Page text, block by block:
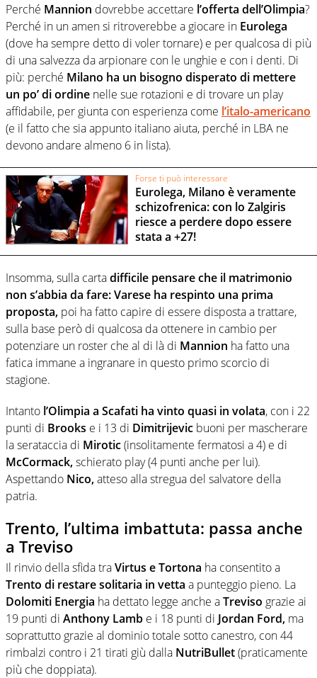
Perché Mannion dovrebbe accettare l’offerta dell’Olimpia?
Perché in un amen si ritroverebbe a giocare in Eurolega
(dove ha sempre detto di voler tornare) e per qualcosa di più
di una salvezza da arpionare con le unghie e con i denti. Di
più: perché Milano ha un bisogno disperato di mettere
un po’ di ordine nelle sue rotazioni e di trovare un play
affidabile, per giunta con esperienza come l’italo-americano
(e il fatto che sia appunto italiano aiuta, perché in LBA ne
devono andare almeno 6 in lista).
Forse ti può interessare
Eurolega, Milano è veramente
schizofrenica: con lo Zalgiris
riesce a perdere dopo essere
stata a +27!
Insomma, sulla cartadifficile pensare che il matrimonio
non s’abbia da fare: Varese ha respinto una prima
proposta, poi ha fatto capire di essere disposta a trattare,
sulla base però di qualcosa da ottenere in cambio per
potenziare un roster che al di là di Mannion ha fatto una
fatica immane a ingranare in questo primo scorcio di
stagione.
Intanto l’Olimpia a Scafati ha vinto quasi in volata, con i 22
punti di Brooks e i 13 di Dimitrijevic buoni per mascherare
la serataccia di Mirotic(insolitamente fermatosi a 4) e di
McCormack,schierato play (4 punti anche per lui).
Aspettando Nico,atteso alla stregua del salvatore della
patria.
Trento, l’ultima imbattuta: passa anche
a Treviso
Il rinvio della sfida traVirtus e Tortona ha consentito a
Trento di restare solitaria in vetta a punteggio pieno. La
Dolomiti Energia ha dettato legge anche aTreviso grazie ai
19 punti di Anthony Lamb e i 18 punti di Jordan Ford, ma
soprattutto grazie al dominio totale sotto canestro, con 44
rimbalzi contro i 21 tirati giù dalla NutriBullet(praticamente
più che doppiata).